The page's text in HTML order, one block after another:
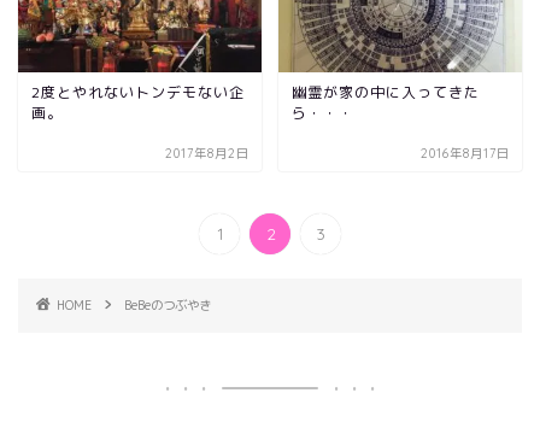
2度とやれないトンデモない企
画。
2017年8月2日
幽霊が家の中に入ってきた
ら・・・
2016年8月17日
1 2 3
HOME BeBeのつぶやき